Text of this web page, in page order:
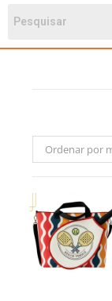
Ordenar por